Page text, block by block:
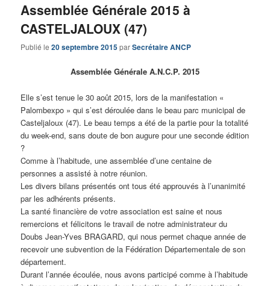
Assemblée Générale 2015 à
CASTELJALOUX (47)
Publié le20 septembre 2015parSecrétaire ANCP
Assemblée Générale A.N.C.P. 2015
Elle s’est tenue le 30 août 2015, lors de la manifestation «
Palombexpo » qui s’est déroulée dans le beau parc municipal de
Casteljaloux (47). Le beau temps a été de la partie pour la totalité
du week-end, sans doute de bon augure pour une seconde édition
?
Comme à l’habitude, une assemblée d’une centaine de
personnes a assisté à notre réunion.
Les divers bilans présentés ont tous été approuvés à l’unanimité
par les adhérents présents.
La santé financière de votre association est saine et nous
remercions et félicitons le travail de notre administrateur du
Doubs Jean-Yves BRAGARD, qui nous permet chaque année de
recevoir une subvention de la Fédération Départementale de son
département.
Durant l’année écoulée, nous avons participé comme à l’habitude